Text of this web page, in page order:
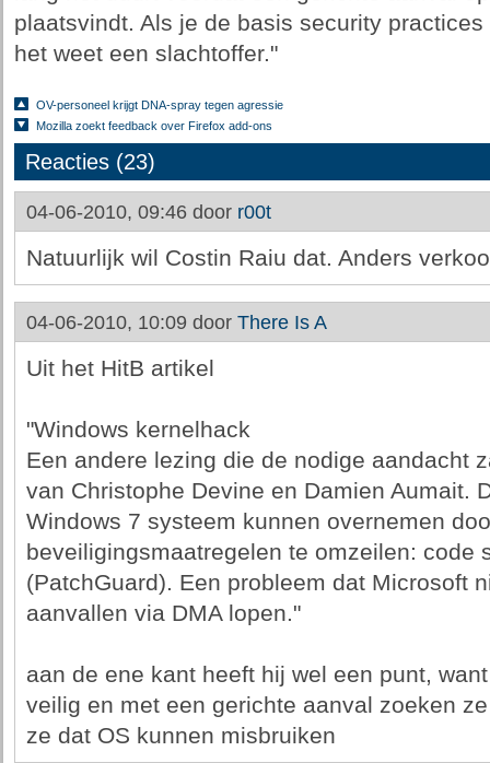
plaatsvindt. Als je de basis security
het weet een slachtoffer."
OV-personeel krijgt DNA-spray tegen agressie
Mozilla zoekt feedback over Firefox add-ons
Reacties (23)
04-06-2010, 09:46 door r00t
Natuurlijk wil Costin Raiu dat. Anders
04-06-2010, 10:09 door There Is A
Uit het HitB artikel
"Windows kernelhack
Een andere lezing die de nodige aandacht
van Christophe Devine en Damien Aumait.
Windows 7 systeem kunnen overnemen
beveiligingsmaatregelen te omzeilen: code
(PatchGuard). Een probleem dat Microsoft
aanvallen via DMA lopen."
aan de ene kant heeft hij wel een punt,
veilig en met een gerichte aanval zoeken
ze dat OS kunnen misbruiken